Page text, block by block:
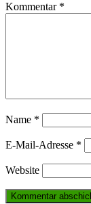
Kommentar *
Name *
E-Mail-Adresse *
Website